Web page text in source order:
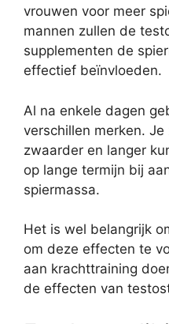
vrouwen voor meer
mannen zullen de
supplementen de
effectief beïnvloeden.
Al na enkele dagen
verschillen merken.
zwaarder en langer
op lange termijn bij
spiermassa.
Het is wel belangrijk
om deze effecten te
aan krachttraining
de effecten van